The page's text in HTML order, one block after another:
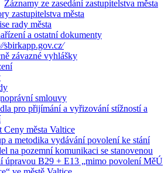
Záznamy ze zasedání zastupitelstva města
zastupitelstva města
rady města
a ostatní dokumenty
závazné vyhlášky
smlouvy
pro přijímání a vyřizování stížností a
Ceny města Valtice
a metodika vydávání povolení ke stání
na pozemní komunikaci se stanovenou
úpravou B29 + E13 „mimo povolení MěÚ